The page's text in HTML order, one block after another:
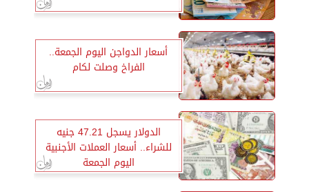
أسعار الدواجن اليوم الجمعة..
الفراخ وصلت لكام
الدولار يسجل 47.21 جنيه
للشراء.. أسعار العملات الأجنبية
اليوم الجمعة